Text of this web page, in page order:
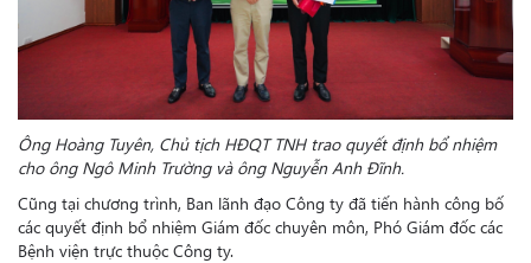
Ông Hoàng Tuyên, Chủ tịch HĐQT TNH trao quyết định bổ nhiệm
cho ông Ngô Minh Trường và ông Nguyễn Anh Đĩnh.
Cũng tại chương trình, Ban lãnh đạo Công ty đã tiến hành công bố
các quyết định bổ nhiệm Giám đốc chuyên môn, Phó Giám đốc các
Bệnh viện trực thuộc Công ty.